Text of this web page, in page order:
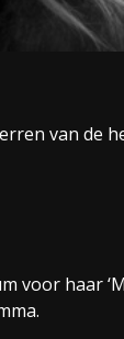
van de
voor haar